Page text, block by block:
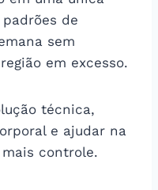
de
sem
em excesso.
técnica,
e ajudar na
controle.